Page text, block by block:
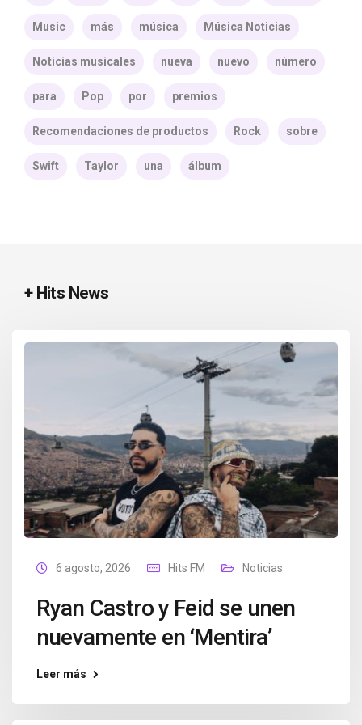
Music más música Música Noticias
Noticias musicales nueva nuevo número
para Pop por premios
Recomendaciones de productos Rock sobre
Swift Taylor una álbum
+ Hits News
6 agosto, 2026 Hits FM Noticias
Ryan Castro y Feid se unen
nuevamente en ‘Mentira’
Leer más